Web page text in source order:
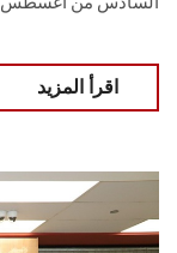
اقرأ المزيد